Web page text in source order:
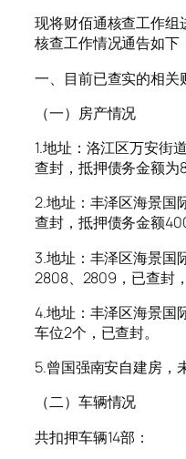
现将财佰通核查工作
核查工作情况通告如下
一、目前已查实的相关
（一）房产情况
1.地址：洛江区万安街
查封，抵押债务金额为
2.地址：丰泽区海景国
查封，抵押债务金额
3.地址：丰泽区海景国
2808、2809，已查封
4.地址：丰泽区海景国
车位2个，已查封。
5.曾国强南安自建房，
（二）车辆情况
共扣押车辆14部：